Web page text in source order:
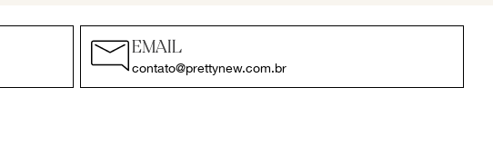
EMAIL
contato@prettynew.com.br